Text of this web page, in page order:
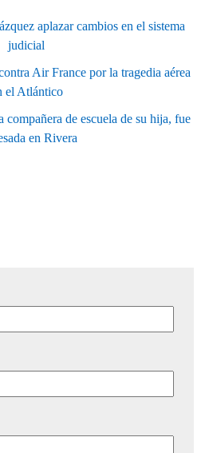
aplazar cambios en el sistema
judicial
Air France por la tragedia aérea
el Atlántico
compañera de escuela de su hija, fue
en Rivera